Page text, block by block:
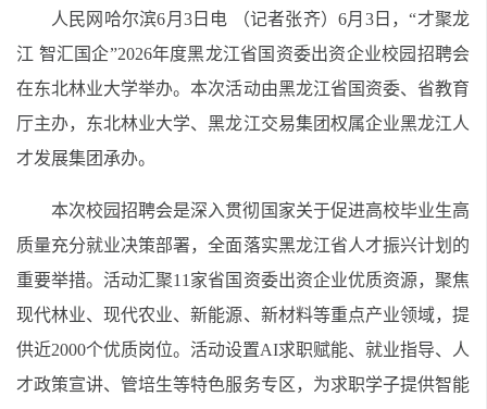
人民网哈尔滨6月3日电 （记者张齐）6月3日，“才聚龙
江 智汇国企”2026年度黑龙江省国资委出资企业校园招聘会
在东北林业大学举办。本次活动由黑龙江省国资委、省教育
厅主办，东北林业大学、黑龙江交易集团权属企业黑龙江人
才发展集团承办。
本次校园招聘会是深入贯彻国家关于促进高校毕业生高
质量充分就业决策部署，全面落实黑龙江省人才振兴计划的
重要举措。活动汇聚11家省国资委出资企业优质资源，聚焦
现代林业、现代农业、新能源、新材料等重点产业领域，提
供近2000个优质岗位。活动设置AI求职赋能、就业指导、人
才政策宣讲、管培生等特色服务专区，为求职学子提供智能